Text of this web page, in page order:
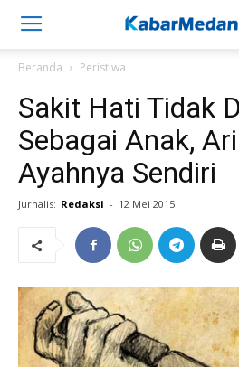
Beranda Peristiwa
Sakit Hati Tidak
Sebagai Anak,
Ayahnya Sendiri
Jurnalis: Redaksi - 12 Mei 2015